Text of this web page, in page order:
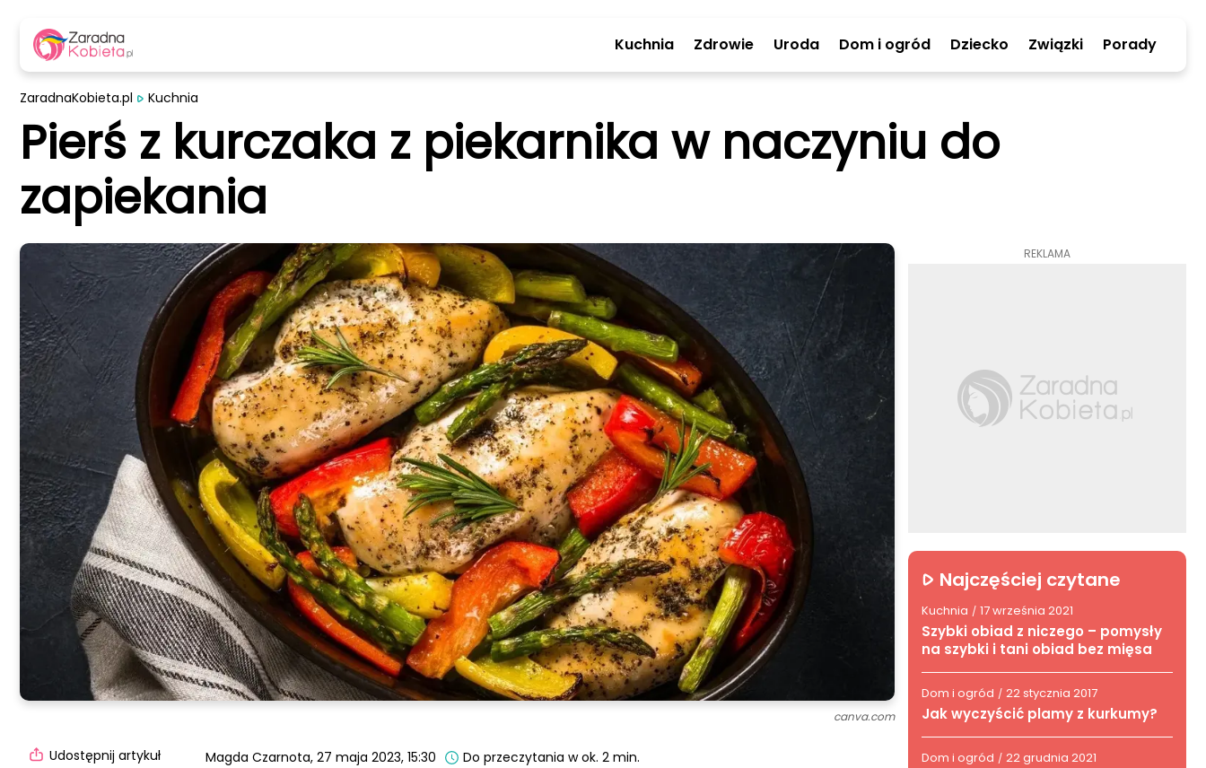
Kuchnia Zdrowie Uroda Dom i ogród Dziecko Związki Porady
canva.com
ZaradnaKobieta.pl Kuchnia
Pierś z kurczaka z piekarnika w naczyniu do
zapiekania
Magda Czarnota, 27 maja 2023, 15:30 Do przeczytania w ok. 2 min.
Udostępnij artykuł
REKLAMA
Najczęściej czytane
Kuchnia / 17 września 2021
Szybki obiad z niczego – pomysły
na szybki i tani obiad bez mięsa
Dom i ogród / 22 stycznia 2017
Jak wyczyścić plamy z kurkumy?
Dom i ogród / 22 grudnia 2021